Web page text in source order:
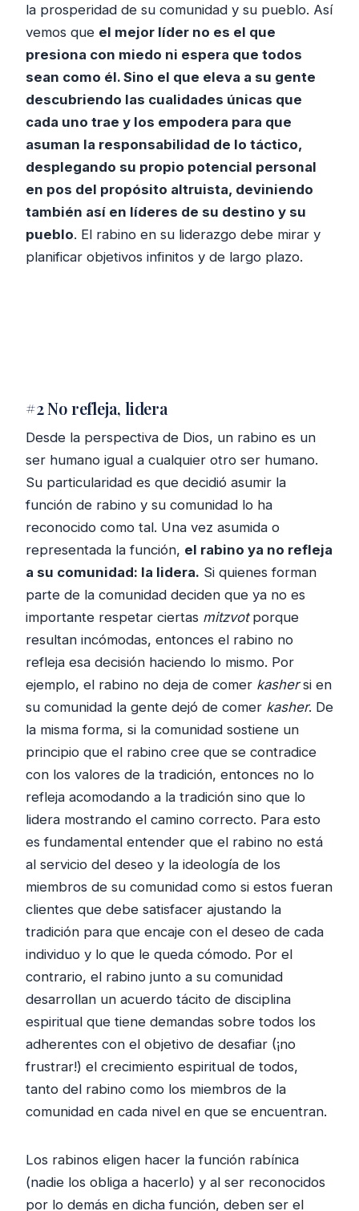
la prosperidad de su comunidad y su pueblo. Así
vemos que el mejor líder no es el que
presiona con miedo ni espera que todos
sean como él. Sino el que eleva a su gente
descubriendo las cualidades únicas que
cada uno trae y los empodera para que
asuman la responsabilidad de lo táctico,
desplegando su propio potencial personal
en pos del propósito altruista, deviniendo
también así en líderes de su destino y su
pueblo. El rabino en su liderazgo debe mirar y
planificar objetivos infinitos y de largo plazo.
#2 No refleja, lidera
Desde la perspectiva de Dios, un rabino es un
ser humano igual a cualquier otro ser humano.
Su particularidad es que decidió asumir la
función de rabino y su comunidad lo ha
reconocido como tal. Una vez asumida o
representada la función, el rabino ya no refleja
a su comunidad: la lidera. Si quienes forman
parte de la comunidad deciden que ya no es
importante respetar ciertas mitzvotporque
resultan incómodas, entonces el rabino no
refleja esa decisión haciendo lo mismo. Por
ejemplo, el rabino no deja de comer kashersi en
su comunidad la gente dejó de comer kasher. De
la misma forma, si la comunidad sostiene un
principio que el rabino cree que se contradice
con los valores de la tradición, entonces no lo
refleja acomodando a la tradición sino que lo
lidera mostrando el camino correcto. Para esto
es fundamental entender que el rabino no está
al servicio del deseo y la ideología de los
miembros de su comunidad como si estos fueran
clientes que debe satisfacer ajustando la
tradición para que encaje con el deseo de cada
individuo y lo que le queda cómodo. Por el
contrario, el rabino junto a su comunidad
desarrollan un acuerdo tácito de disciplina
espiritual que tiene demandas sobre todos los
adherentes con el objetivo de desafiar (¡no
frustrar!) el crecimiento espiritual de todos,
tanto del rabino como los miembros de la
comunidad en cada nivel en que se encuentran.
Los rabinos eligen hacer la función rabínica
(nadie los obliga a hacerlo) y al ser reconocidos
por lo demás en dicha función, deben ser el